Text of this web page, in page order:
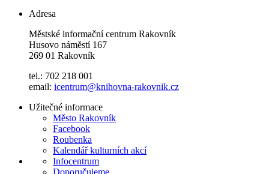
Adresa
Městské informační centrum Rakovník
Husovo náměstí 167
269 01 Rakovník
tel.: 702 218 001
email: icentrum@knihovna-rakovnik.cz
Užitečné informace
Město Rakovník
Facebook
Roubenka
Kalendář kulturních akcí
Infocentrum